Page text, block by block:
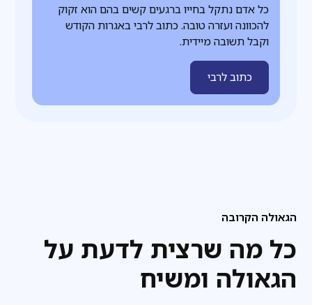
כל אדם נתקל בחייו ברגעים קשים בהם הוא זקוק
להכוונה ועזרה טובה. כתוב לרבי באגרות הקודש
וקבל תשובה מיידית.
כתוב לרבי
הגאולה הקרובה
כל מה שרצית לדעת על
הגאולה ומשיח